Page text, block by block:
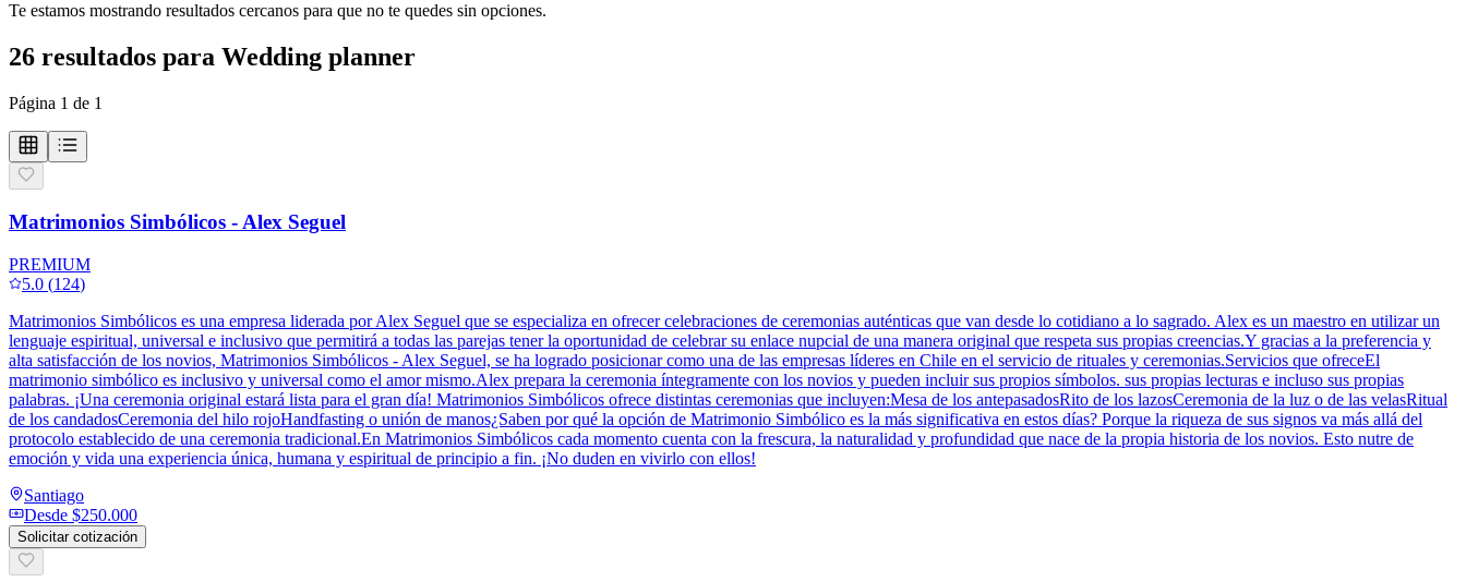
Te estamos mostrando resultados cercanos para que no te quedes sin opciones.
26 resultados para Wedding planner
Página 1 de 1
Matrimonios Simbólicos - Alex Seguel
PREMIUM
5.0 (124)
Matrimonios Simbólicos es una empresa liderada por Alex Seguel que se especializa en ofrecer celebraciones de ceremonias auténticas que van desde lo cotidiano a lo sagrado. Alex es un maestro en utilizar un
lenguaje espiritual, universal e inclusivo que permitirá a todas las parejas tener la oportunidad de celebrar su enlace nupcial de una manera original que respeta sus propias creencias.Y gracias a la preferencia y
alta satisfacción de los novios, Matrimonios Simbólicos - Alex Seguel, se ha logrado posicionar como una de las empresas líderes en Chile en el servicio de rituales y ceremonias.Servicios que ofreceEl
matrimonio simbólico es inclusivo y universal como el amor mismo.Alex prepara la ceremonia íntegramente con los novios y pueden incluir sus propios símbolos. sus propias lecturas e incluso sus propias
palabras. ¡Una ceremonia original estará lista para el gran día! Matrimonios Simbólicos ofrece distintas ceremonias que incluyen:Mesa de los antepasadosRito de los lazosCeremonia de la luz o de las velasRitual
de los candadosCeremonia del hilo rojoHandfasting o unión de manos¿Saben por qué la opción de Matrimonio Simbólico es la más significativa en estos días? Porque la riqueza de sus signos va más allá del
protocolo establecido de una ceremonia tradicional.En Matrimonios Simbólicos cada momento cuenta con la frescura, la naturalidad y profundidad que nace de la propia historia de los novios. Esto nutre de
emoción y vida una experiencia única, humana y espiritual de principio a fin. ¡No duden en vivirlo con ellos!
Santiago
Desde $250.000
Solicitar cotización